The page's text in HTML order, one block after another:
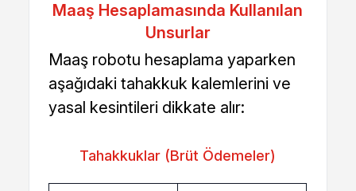
Maaş Hesaplamasında Kullanılan
Unsurlar
Maaş robotu hesaplama yaparken
aşağıdaki tahakkuk kalemlerini ve
yasal kesintileri dikkate alır:
Tahakkuklar (Brüt Ödemeler)